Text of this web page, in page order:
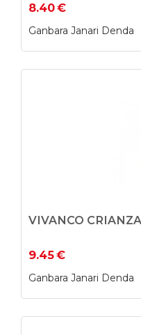
8.40€
Ganbara Janari Denda
VIVANCO CRIANZA
9.45€
Ganbara Janari Denda